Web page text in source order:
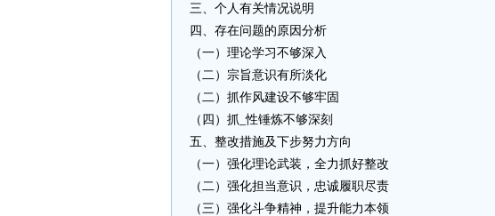
三、个人有关情况说明
四、存在问题的原因分析
（一）理论学习不够深入
（二）宗旨意识有所淡化
（二）抓作风建设不够牢固
（四）抓_性锤炼不够深刻
五、整改措施及下步努力方向
（一）强化理论武装，全力抓好整改
（二）强化担当意识，忠诚履职尽责
（三）强化斗争精神，提升能力本领